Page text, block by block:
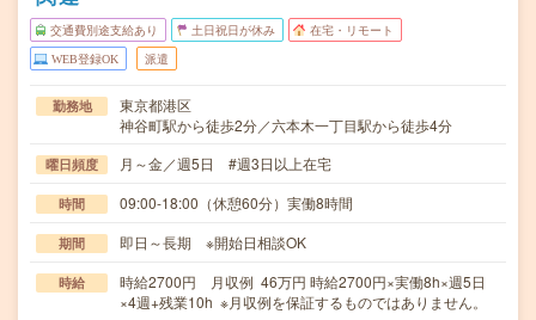
交通費別途支給あり 土日祝日が休み 在宅・リモート
WEB登録OK 派遣
勤務地
東京都港区
神谷町駅から徒歩2分／六本木一丁目駅から徒歩4分
曜日頻度 月～金／週5日 #週3日以上在宅
時間 09:00-18:00（休憩60分）実働8時間
期間 即日～長期 ※開始日相談OK
時給
時給2700円 月収例 46万円 時給2700円×実働8h×週5日
×4週+残業10h ※月収例を保証するものではありません。